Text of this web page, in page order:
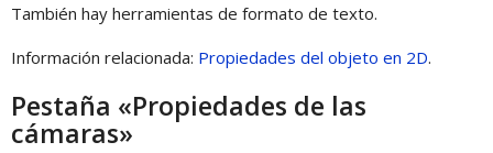
También hay herramientas de formato de texto.
Información relacionada: Propiedades del objeto en 2D.
Pestaña «Propiedades de las
cámaras»